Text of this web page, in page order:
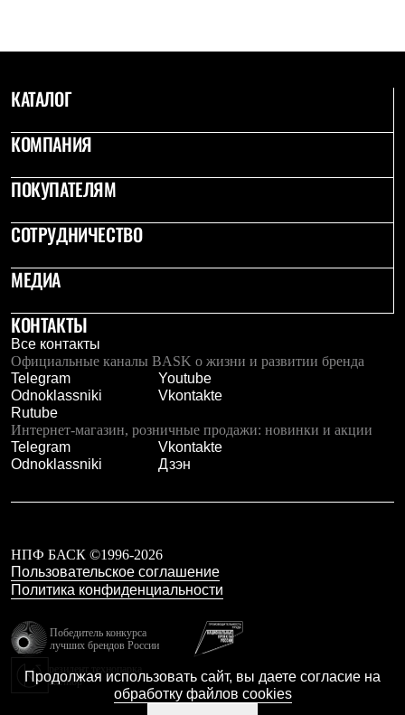
КАТАЛОГ
КОМПАНИЯ
ПОКУПАТЕЛЯМ
СОТРУДНИЧЕСТВО
МЕДИА
КОНТАКТЫ
Все контакты
Официальные каналы BASK о жизни и развитии бренда
Telegram
Youtube
Odnoklassniki
Vkontakte
Rutube
Интернет-магазин, розничные продажи: новинки и акции
Telegram
Vkontakte
Odnoklassniki
Дзэн
НПФ БАСК ©1996-2026
Пользовательское соглашение
Политика конфиденциальности
Победитель конкурса
лучших брендов России
Калибр
Продолжая использовать сайт, вы даете согласие на
обработку файлов cookies